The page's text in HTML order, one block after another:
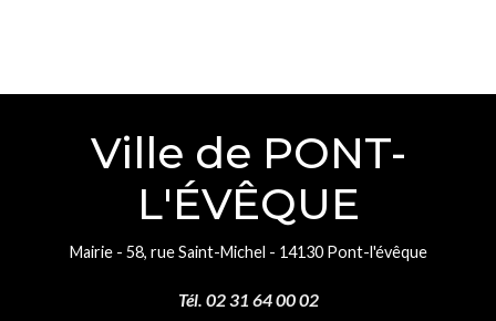
Ville de PONT-
L'ÉVÊQUE
Mairie - 58, rue Saint-Michel - 14130 Pont-l'évêque
Tél. 02 31 64 00 02